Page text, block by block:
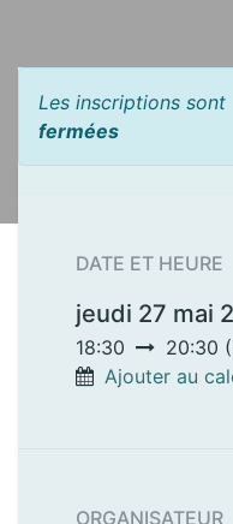
Les inscriptions sont
fermées
DATE ET HEURE
jeudi 27 mai
18:30 20:30 (
Ajouter au
ORGANISATEUR